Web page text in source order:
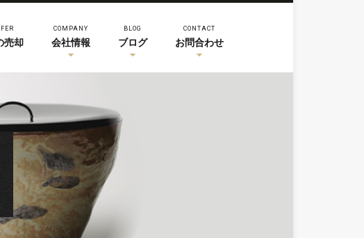
売却
COMPANY
会社情報
BLOG
ブログ
CONTACT
お問合わせ